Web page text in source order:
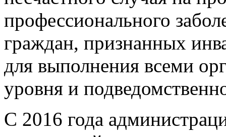
профессионального
граждан, признанных
для выполнения всеми
уровня и
С 2016 года